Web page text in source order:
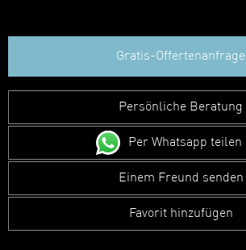
Gratis-Offertenanfrage
Persönliche Beratung
Per Whatsapp teilen
Einem Freund senden
Favorit hinzufügen